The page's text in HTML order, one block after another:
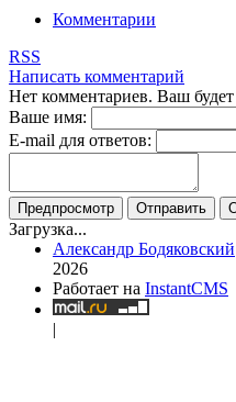
Комментарии
RSS
Написать комментарий
Нет комментариев. Ваш
Ваше имя:
E-mail для ответов:
Предпросмотр Отправить
Загрузка...
Александр Бодяковский
2026
Работает на InstantCMS
|